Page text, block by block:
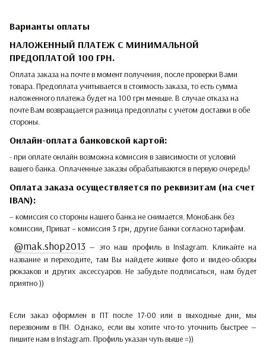
Варианты оплаты
НАЛОЖЕННЫЙ ПЛАТЕЖ С МИНИМАЛЬНОЙ
ПРЕДОПЛАТОЙ 100 ГРН.
Оплата заказа на почте в момент получения, после проверки Вами
товара. Предоплата учитывается в стоимость заказа, то есть сумма
наложенного платежа будет на 100 грн меньше. В случае отказа на
почте Вам возвращается разница предоплаты с учетом доставки в обе
стороны.
Онлайн-оплата банковской картой:
- при оплате онлайн возможна комиссия в зависимости от условий
вашего банка. Оплаченные заказы обрабатываются в первую очередь!
Оплата заказа осуществляется по реквизитам (на счет
IBAN):
– комиссия со стороны нашего банка не снимается. МоноБанк без
комиссии, Приват – комиссия 3 грн, другие банки согласно тарифам.
@mak.shop2013 — это наш профиль в Instagram. Кликайте на
название и переходите, там Вы найдете живые фото и видео-обзоры
рюкзаков и других аксессуаров. Не забудьте подписаться, нам будет
приятно ))
Если заказ оформлен в ПТ после 17-00 или в выходные дни, мы
перезвоним в ПН. Однако, если вы хотите что-то уточнить быстрее —
пишите нам в Instagram. Профиль указан чуть выше =))